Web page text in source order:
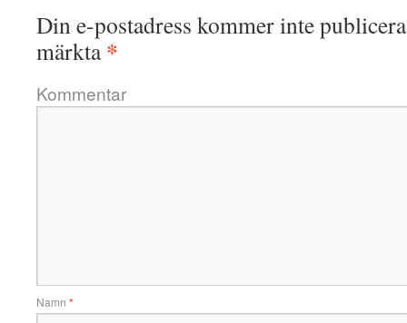
Din e-postadress kommer inte
märkta*
Kommentar
Namn *